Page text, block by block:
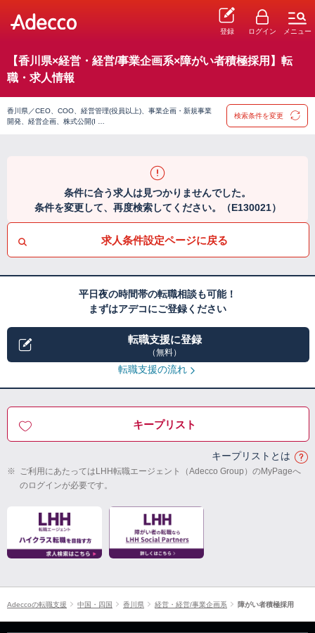
登録 ログイン メニュー
【香川県×経営・経営/事業企画系×障がい者積極採用】転
職・求人情報
香川県／CEO、COO、経営管理(役員以上)、事業企画・新規事業
開発、経営企画、株式公開(I …
検索条件を変更
条件に合う求人は見つかりませんでした。
条件を変更して、再度検索してください。（E130021）
求人条件設定ページに戻る
平日夜の時間帯の転職相談も可能！
まずはアデコにご登録ください
転職支援に登録
（無料）
転職支援の流れ
キープリスト
キープリストとは
※ ご利用にあたってはLHH転職エージェント（Adecco Group）のMyPageへ
のログインが必要です。
Adeccoの転職支援 中国・四国 香川県 経営・経営/事業企画系 障がい者積極採用